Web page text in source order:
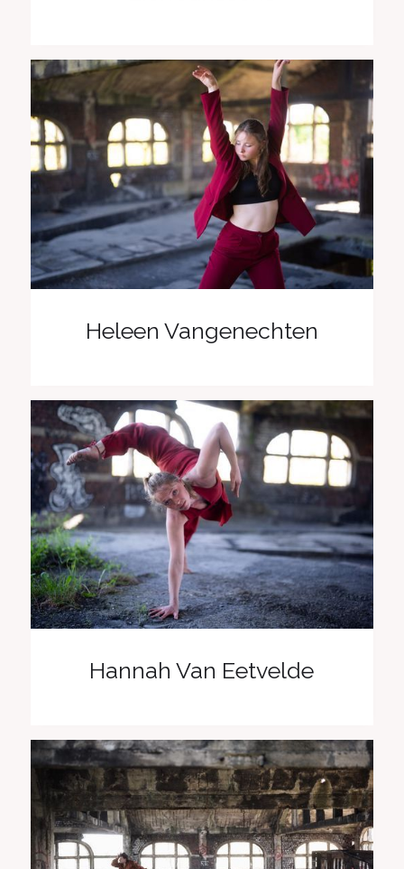
Heleen Vangenechten
Hannah Van Eetvelde